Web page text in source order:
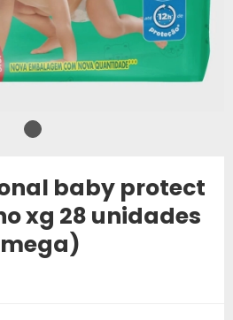
baby protect
xg 28 unidades